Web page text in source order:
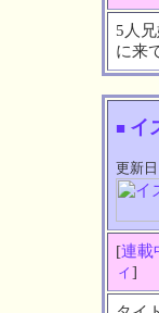
5人
に来
■ イ
更新
[連載
ィ]